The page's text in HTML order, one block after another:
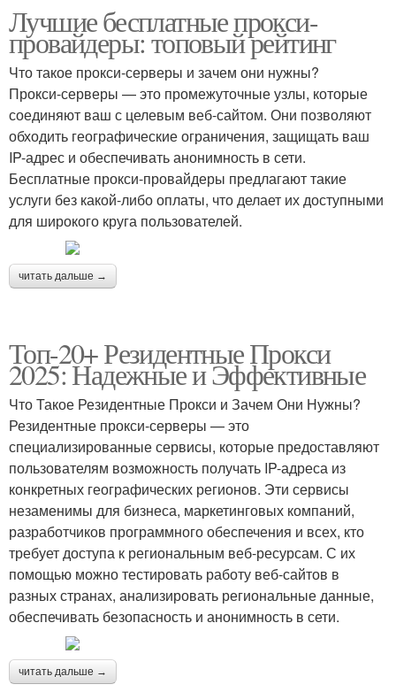
Лучшие бесплатные прокси-
провайдеры: топовый рейтинг
Что такое прокси-серверы и зачем они нужны?
Прокси-серверы — это промежуточные узлы, которые
соединяют ваш с целевым веб-сайтом. Они позволяют
обходить географические ограничения, защищать ваш
IP-адрес и обеспечивать анонимность в сети.
Бесплатные прокси-провайдеры предлагают такие
услуги без какой-либо оплаты, что делает их доступными
для широкого круга пользователей.
читать дальше →
Топ-20+ Резидентные Прокси
2025: Надежные и Эффективные
Что Такое Резидентные Прокси и Зачем Они Нужны?
Резидентные прокси-серверы — это
специализированные сервисы, которые предоставляют
пользователям возможность получать IP-адреса из
конкретных географических регионов. Эти сервисы
незаменимы для бизнеса, маркетинговых компаний,
разработчиков программного обеспечения и всех, кто
требует доступа к региональным веб-ресурсам. С их
помощью можно тестировать работу веб-сайтов в
разных странах, анализировать региональные данные,
обеспечивать безопасность и анонимность в сети.
читать дальше →